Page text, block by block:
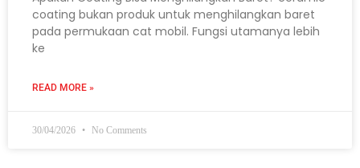
coating bukan produk untuk menghilangkan baret
pada permukaan cat mobil. Fungsi utamanya lebih
ke
READ MORE »
30/04/2026 No Comments